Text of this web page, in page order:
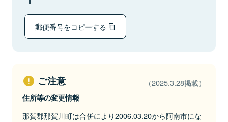
郵便番号をコピーする
ご注意 （2025.3.28掲載）
住所等の変更情報
那賀郡那賀川町は合併により2006.03.20から阿南市にな